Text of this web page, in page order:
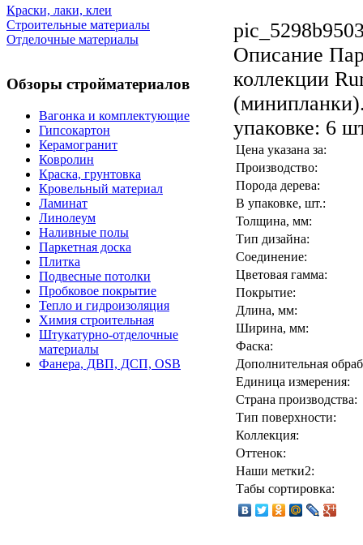
Краски, лаки, клеи
Строительные материалы
Отделочные материалы
Обзоры стройматериалов
Вагонка и комплектующие
Гипсокартон
Керамогранит
Ковролин
Краска, грунтовка
Кровельный материал
Ламинат
Линолеум
Наливные полы
Паркетная доска
Плитка
Подвесные потолки
Пробковое покрытие
Тепло и гидроизоляция
Химия строительная
Штукатурно-отделочные
материалы
Фанера, ДВП, ДСП, OSB
Описание
коллекции
упаковке: 6
Цена указана за:
Производство:
Порода дерева:
В упаковке, шт.:
Толщина, мм:
Тип дизайна:
Соединение:
Цветовая гамма:
Покрытие:
Длина, мм:
Ширина, мм:
Фаска:
Дополнительная
Единица измерения:
Страна производства:
Тип поверхности:
Коллекция:
Оттенок:
Наши метки2:
Табы сортировка: